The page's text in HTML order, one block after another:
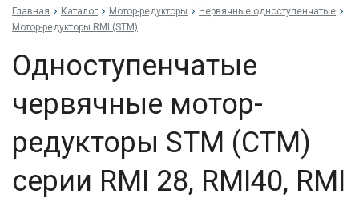
Главная Каталог Мотор-редукторы
Червячные одноступенчатые
Мотор-редукторы RMI (STM)
Одноступенчатые
червячные мотор-
редукторы STM (СТМ)
серии RMI 28, RMI40, RMI